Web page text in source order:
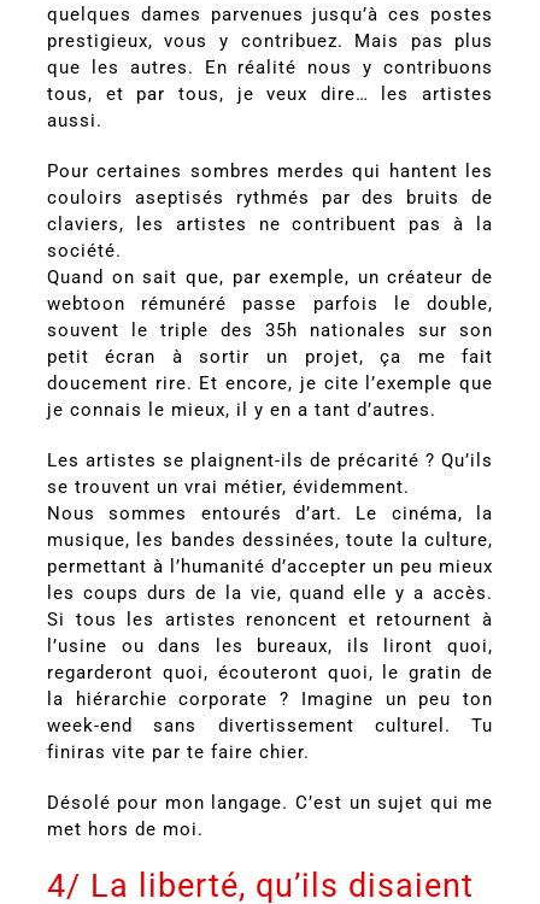
quelques dames parvenues jusqu’à ces postes
prestigieux, vous y contribuez. Mais pas plus
que les autres. En réalité nous y contribuons
tous, et par tous, je veux dire… les artistes
aussi.
Pour certaines sombres merdes qui hantent les
couloirs aseptisés rythmés par des bruits de
claviers, les artistes ne contribuent pas à la
société.
Quand on sait que, par exemple, un créateur de
webtoon rémunéré passe parfois le double,
souvent le triple des 35h nationales sur son
petit écran à sortir un projet, ça me fait
doucement rire. Et encore, je cite l’exemple que
je connais le mieux, il y en a tant d’autres.
Les artistes se plaignent-ils de précarité ? Qu’ils
se trouvent un vrai métier, évidemment.
Nous sommes entourés d’art. Le cinéma, la
musique, les bandes dessinées, toute la culture,
permettant à l’humanité d’accepter un peu mieux
les coups durs de la vie, quand elle y a accès.
Si tous les artistes renoncent et retournent à
l’usine ou dans les bureaux, ils liront quoi,
regarderont quoi, écouteront quoi, le gratin de
la hiérarchie corporate ? Imagine un peu ton
week-end sans divertissement culturel. Tu
finiras vite par te faire chier.
Désolé pour mon langage. C’est un sujet qui me
met hors de moi.
4/ La liberté, qu’ils disaient